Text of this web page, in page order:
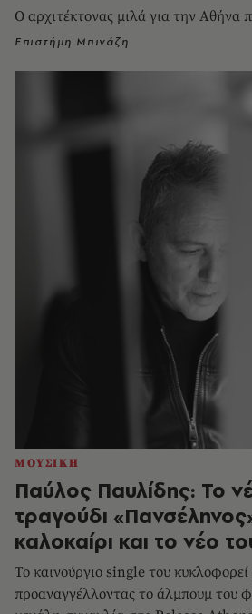
Ο αρχιτέκτονας μιλά για την Αθήνα
Επιστήμη Μπινάζη
ΜΟΥΣΙΚΗ
Παύλος Παυλίδης: Το
τραγούδι
καλοκαίρι και το νέο
Το καινούργιο single του
προαναγγέλλοντας το άλμπουμ του